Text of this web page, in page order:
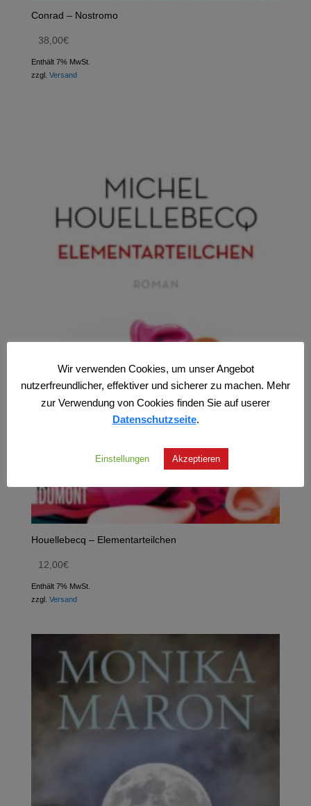
Conrad – Nostromo
38,00€
Enthält 7% MwSt.
zzgl. Versand
Houellebecq – Elementarteilchen
12,00€
Enthält 7% MwSt.
zzgl. Versand
Wir verwenden Cookies, um unser Angebot
nutzerfreundlicher, effektiver und sicherer zu machen. Mehr
zur Verwendung von Cookies finden Sie auf userer
Datenschutzseite.
Einstellungen Akzeptieren